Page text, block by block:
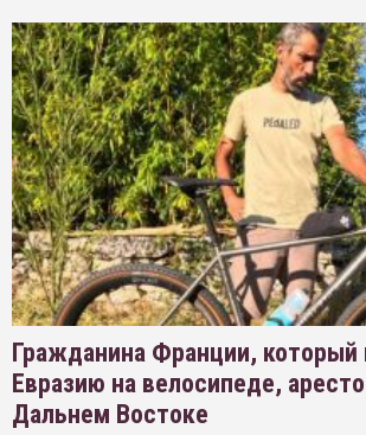
Гражданина Франции, который
Евразию на велосипеде,
Дальнем Востоке